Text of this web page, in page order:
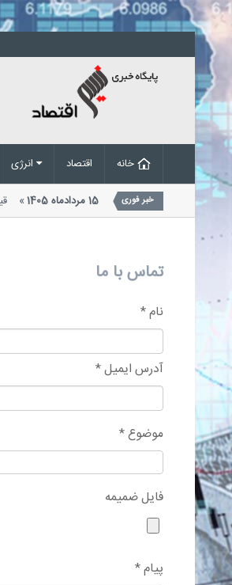
اقتصاد
خبر فوری
بازار طلا و سکه امروز 15 مردادماه 1405
به طوری که بهای هر...
تماس با ما
نام *
آدرس ایمیل *
موضوع *
فایل ضمیمه
پیام *